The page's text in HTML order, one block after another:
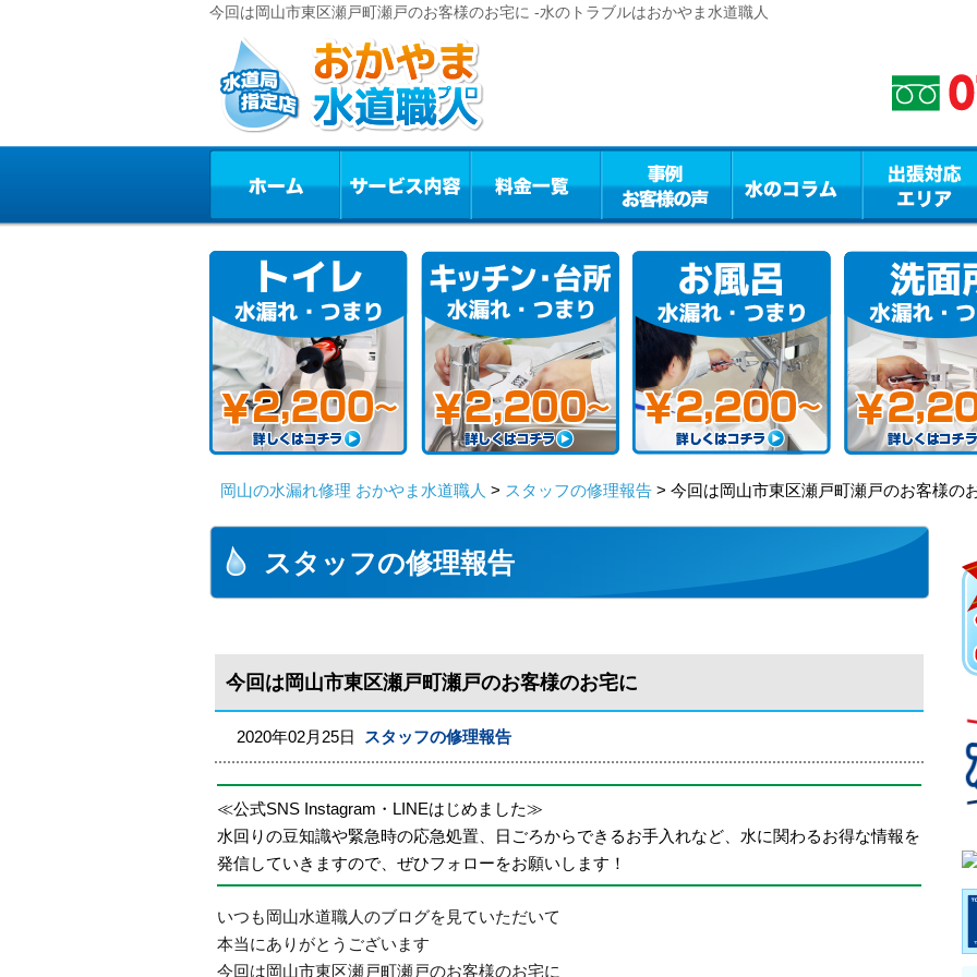
今回は岡山市東区瀬戸町瀬戸のお客様のお宅に -水のトラブルはおかやま水道職人
岡山の水漏れ修理 おかやま水道職人 > スタッフの修理報告 > 今回は岡山市東区瀬戸町瀬戸のお客様の
スタッフの修理報告
今回は岡山市東区瀬戸町瀬戸のお客様のお宅に
2020年02月25日 スタッフの修理報告
≪公式SNS Instagram・LINEはじめました≫
水回りの豆知識や緊急時の応急処置、日ごろからできるお手入れなど、水に関わるお得な情報を
発信していきますので、ぜひフォローをお願いします！
いつも岡山水道職人のブログを見ていただいて
本当にありがとうございます
今回は岡山市東区瀬戸町瀬戸のお客様のお宅に